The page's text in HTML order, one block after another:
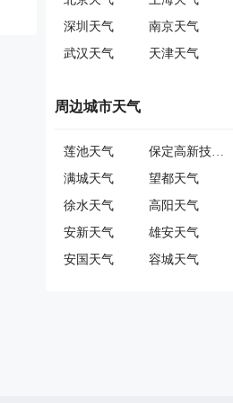
深圳天气
南京天气
武汉天气
天津天气
周边城市天气
莲池天气 保定高新技术产业开发区天气
满城天气
望都天气
徐水天气
高阳天气
安新天气
雄安天气
安国天气
容城天气